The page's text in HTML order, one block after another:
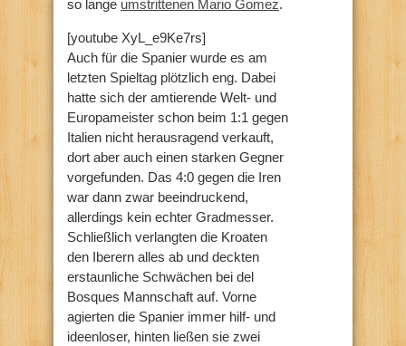
so lange umstrittenen Mario Gomez.
[youtube XyL_e9Ke7rs]
Auch für die Spanier wurde es am
letzten Spieltag plötzlich eng. Dabei
hatte sich der amtierende Welt- und
Europameister schon beim 1:1 gegen
Italien nicht herausragend verkauft,
dort aber auch einen starken Gegner
vorgefunden. Das 4:0 gegen die Iren
war dann zwar beeindruckend,
allerdings kein echter Gradmesser.
Schließlich verlangten die Kroaten
den Iberern alles ab und deckten
erstaunliche Schwächen bei del
Bosques Mannschaft auf. Vorne
agierten die Spanier immer hilf- und
ideenloser, hinten ließen sie zwei